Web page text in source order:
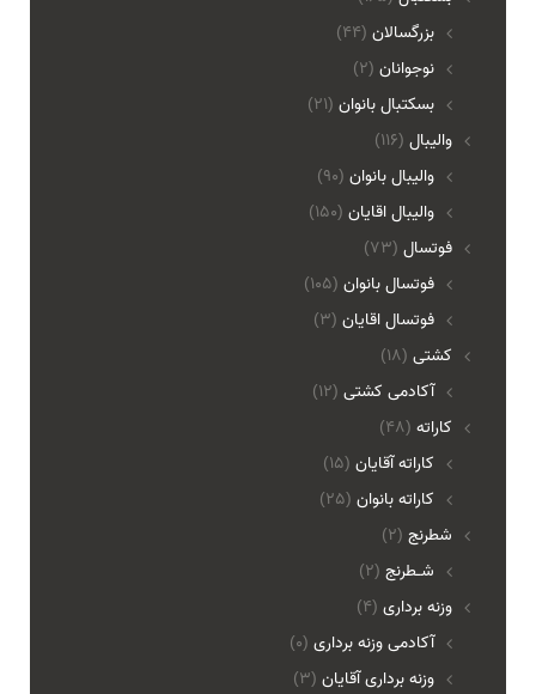
بزرگسالان (44)
نوجوانان (2)
بسکتبال بانوان (21)
(116) والیبال
واليبال بانوان (90)
واليبال اقايان (150)
(73) فوتسال
فوتسال بانوان (105)
فوتسال اقايان (3)
(18) کشتی
آکادمی کشتی (12)
(48) کاراته
کاراته آقایان (15)
کاراته بانوان (25)
(2) شطرنج
شـطرنج (2)
(4) وزنه برداری
آکادمی وزنه برداری (0)
وزنه برداری آقایان (3)